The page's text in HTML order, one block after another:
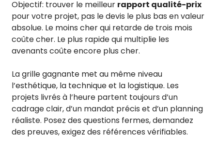
Objectif: trouver le meilleur rapport qualité-prix
pour votre projet, pas le devis le plus bas en valeur
absolue. Le moins cher qui retarde de trois mois
coûte cher. Le plus rapide qui multiplie les
avenants coûte encore plus cher.
La grille gagnante met au même niveau
l’esthétique, la technique et la logistique. Les
projets livrés à l’heure partent toujours d’un
cadrage clair, d’un mandat précis et d’un planning
réaliste. Posez des questions fermes, demandez
des preuves, exigez des références vérifiables.